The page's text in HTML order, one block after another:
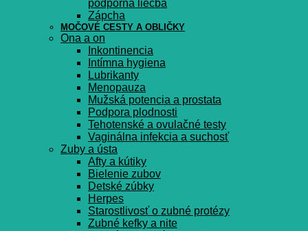
podporná liečba
Zápcha
MOČOVÉ CESTY A OBLIČKY
Ona a on
Inkontinencia
Intímna hygiena
Lubrikanty
Menopauza
Mužská potencia a prostata
Podpora plodnosti
Tehotenské a ovulačné testy
Vaginálna infekcia a suchosť
Zuby a ústa
Afty a kútiky
Bielenie zubov
Detské zúbky
Herpes
Starostlivosť o zubné protézy
Zubné kefky a nite